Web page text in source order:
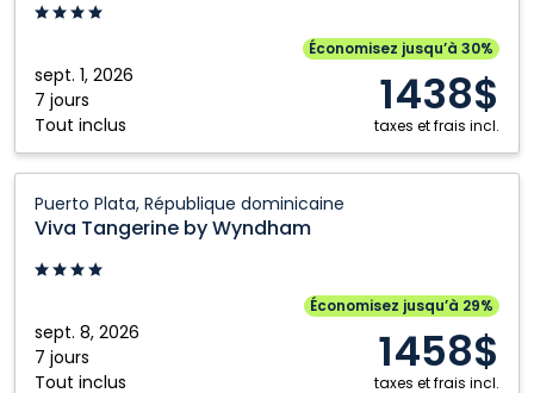
sept. 1, 2026
7 jours
Tout inclus
Économisez jusqu’à 30%
1438$
taxes et frais incl.
Wyndham:
Plata,
République
dominicaine
Puerto Plata, République dominicaine
Viva Tangerine by Wyndham
sept. 8, 2026
7 jours
Tout inclus
Économisez jusqu’à 29%
1458$
taxes et frais incl.
Tangerine
Wyndham:
Plata,
République
dominicaine